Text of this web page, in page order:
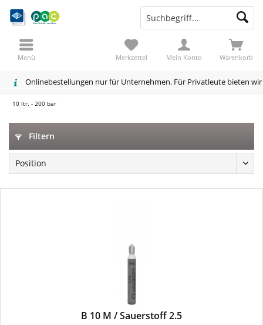
Onlinebestellungen nur für Unternehmen. Für Privatleute bieten
Warenkorb
Merkzettel Mein Konto
Menü
10 ltr. - 200 bar
Filtern
B 10 M / Sauerstoff 2.5